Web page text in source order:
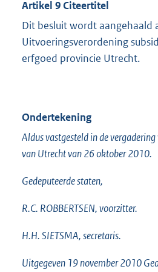
Artikel 9 Citeertitel
Dit besluit wordt aangehaald
Uitvoeringsverordening
erfgoed provincie Utrecht.
Ondertekening
Aldus vastgesteld in de
van Utrecht van 26 oktober 2010.
Gedeputeerde staten,
R.C. ROBBERTSEN, voorzitter.
H.H. SIETSMA, secretaris.
Uitgegeven 19 november 2010